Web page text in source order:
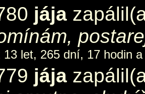
jája
13 let, 265 dní, 17 hodin
jája